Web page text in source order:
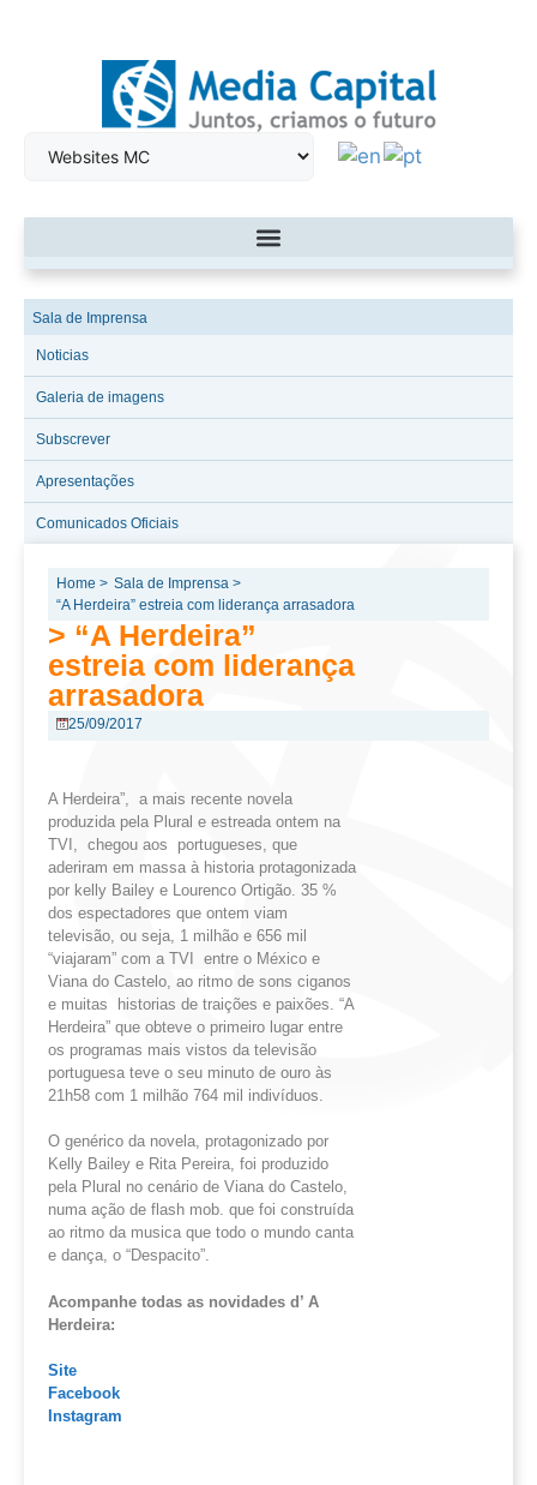
Sala de Imprensa
Noticias
Galeria de imagens
Subscrever
Apresentações
Comunicados Oficiais
Home > Sala de Imprensa >
“A Herdeira” estreia com liderança arrasadora
> “A Herdeira”
estreia com liderança
arrasadora
25/09/2017
A Herdeira”, a mais recente novela
produzida pela Plural e estreada ontem na
TVI, chegou aos portugueses, que
aderiram em massa à historia protagonizada
por kelly Bailey e Lourenco Ortigão. 35 %
dos espectadores que ontem viam
televisão, ou seja, 1 milhão e 656 mil
“viajaram” com a TVI entre o México e
Viana do Castelo, ao ritmo de sons ciganos
e muitas historias de traições e paixões. “A
Herdeira” que obteve o primeiro lugar entre
os programas mais vistos da televisão
portuguesa teve o seu minuto de ouro às
21h58 com 1 milhão 764 mil indivíduos.
O genérico da novela, protagonizado por
Kelly Bailey e Rita Pereira, foi produzido
pela Plural no cenário de Viana do Castelo,
numa ação de flash mob. que foi construída
ao ritmo da musica que todo o mundo canta
e dança, o “Despacito”.
Acompanhe todas as novidades d’ A
Herdeira:
Site
Facebook
Instagram